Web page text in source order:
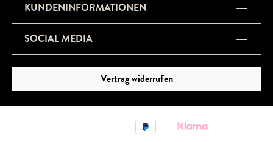
KUNDENINFORMATIONEN
SOCIAL MEDIA
Vertrag widerrufen